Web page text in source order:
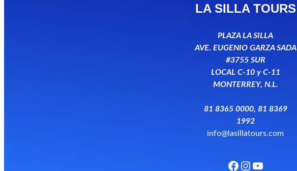
LA SILLA TOURS
PLAZA LA SILLA
AVE. EUGENIO GARZA SADA
#3755 SUR
LOCAL C-10 y C-11
MONTERREY, N.L.
81 8365 0000, 81 8369
1992
info@lasillatours.com
Facebook Instagram YouTube